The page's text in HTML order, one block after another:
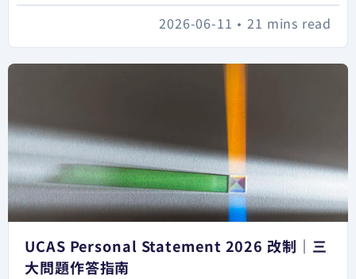
21 mins read
•
2026-06-11
UCAS Personal Statement 2026 改制｜三
大問題作答指南